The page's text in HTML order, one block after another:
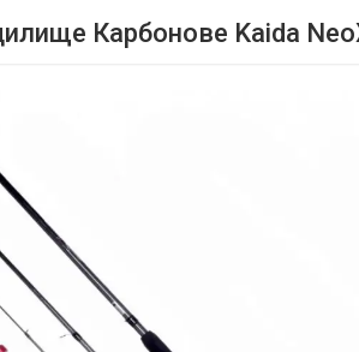
Карбонове Kaida